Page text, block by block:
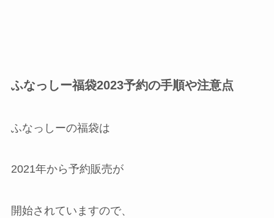
ふなっしー福袋2023予約の手順や注意点
ふなっしーの福袋は
2021年から予約販売が
開始されていますので、